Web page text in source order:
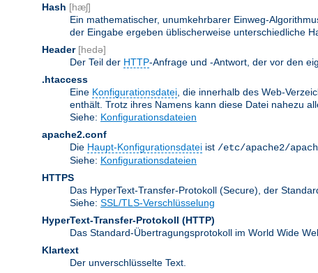
Hash [hæʃ]
Ein mathematischer, unumkehrbarer Einweg-
der Eingabe ergeben üblischerweise unterschiedliche
Header [hedə]
Der Teil der HTTP-Anfrage und -Antwort, der vor den
.htaccess
Eine Konfigurationsdatei , die innerhalb des Web-
enthält. Trotz ihres Namens kann diese Datei nahezu
Siehe: Konfigurationsdateien
apache2.conf
Die Haupt-Konfigurationsdatei ist /etc/apache2/
Siehe: Konfigurationsdateien
HTTPS
Das HyperText-Transfer-Protokoll (Secure), der
Siehe: SSL/TLS-Verschlüsselung
HyperText-Transfer-Protokoll (HTTP)
Das Standard-Übertragungsprotokoll im World Wide
Klartext
Der unverschlüsselte Text.